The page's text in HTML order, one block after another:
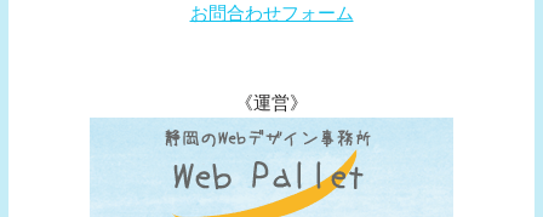
お問合わせフォーム
《運営》